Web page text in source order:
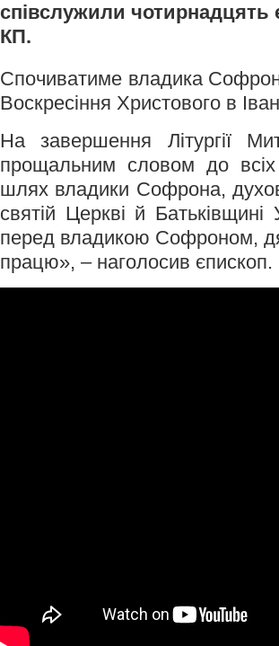
співслужили
КП.
Спочиватиме владика Софрон
Воскресіння Христового в
На завершення Літургії
прощальним словом до всіх
шлях владики Софрона,
святій Церкві й Батьківщині
перед владикою Софроном,
працю», – наголосив єпископ.